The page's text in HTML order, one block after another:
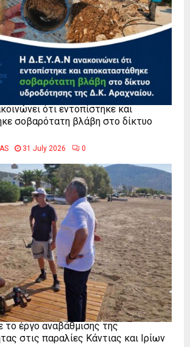
ότι εντοπίστηκε και
σοβαρότατη βλάβη στο δίκτυο
31 July 2026 0
έργο αναβάθμισης της
στις παραλίες Κάντιας και Ιρίων